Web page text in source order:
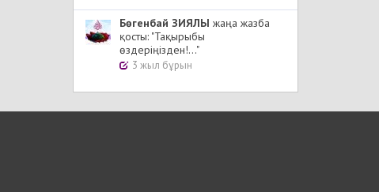
Бөгенбай ЗИЯЛЫ жаңа жазба
қосты: "Тақырыбы
өздеріңізден!..."
3 жыл бұрын